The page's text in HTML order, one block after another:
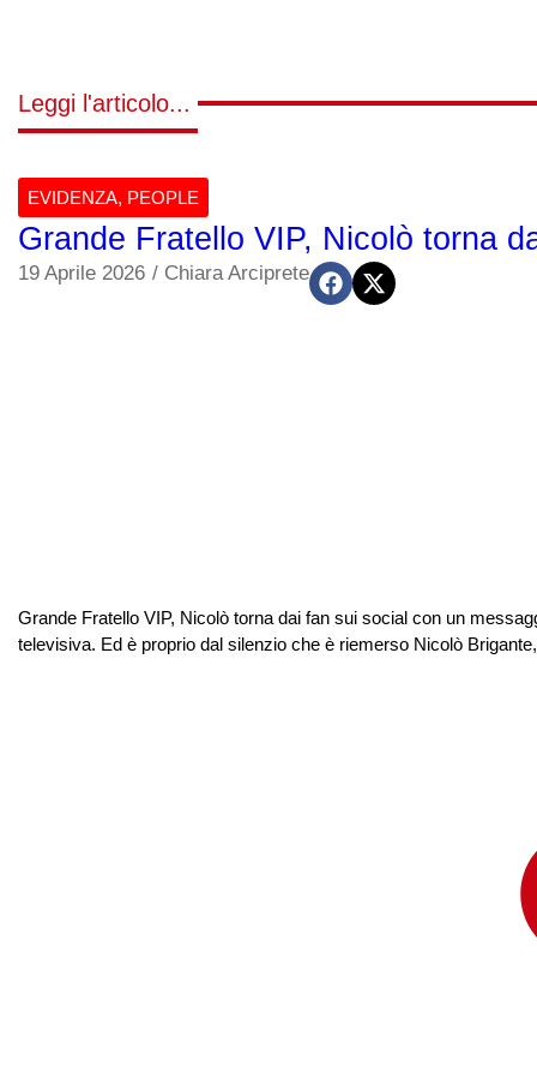
Leggi l'articolo...
EVIDENZA, PEOPLE
Grande Fratello VIP, Nicolò torna
19 Aprile 2026 / Chiara Arciprete
Grande Fratello VIP, Nicolò torna dai fan sui social con un
televisiva. Ed è proprio dal silenzio che è riemerso Nicolò